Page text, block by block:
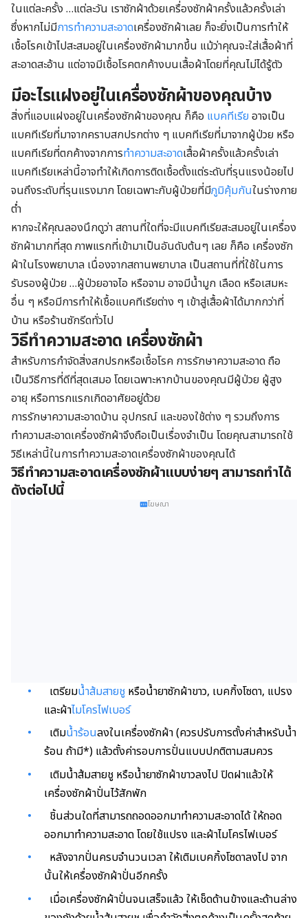
ในแต่ละครั้ง …แต่ละวัน เราซักผ้าด้วยเครื่องซักผ้าครั้งแล้วครั้งเล่า
ซึ่งหากไม่มีการทำความสะอาดเครื่องซักผ้าเลย ก็จะยิ่งเป็นการทำให้
เชื้อโรคเข้าไปสะสมอยู่ในเครื่องซักผ้ามากขึ้น แม้ว่าคุณจะใส่เสื้อผ้าที่
สะอาดสะอ้าน แต่อาจมีเชื้อโรคตกค้างบนเสื้อผ้าโดยที่คุณไม่ได้รู้ตัว
มีอะไรแฝงอยู่ในเครื่องซักผ้าของคุณบ้าง
สิ่งที่แอบแฝงอยู่ในเครื่องซักผ้าของคุณ ก็คือ แบคทีเรีย อาจเป็น
แบคทีเรียที่มาจากคราบสกปรกต่าง ๆ แบคทีเรียที่มาจากผู้ป่วย หรือ
แบคทีเรียที่ตกค้างจากการทำความสะอาดเสื้อผ้าครั้งแล้วครั้งเล่า
แบคทีเรียเหล่านี้อาจทำให้เกิดการติดเชื้อตั้งแต่ระดับที่รุนแรงน้อยไป
จนถึงระดับที่รุนแรงมาก โดยเฉพาะกับผู้ป่วยที่มีภูมิคุ้มกันในร่างกาย
ต่ำ
หากจะให้คุณลองนึกดูว่า สถานที่ใดที่จะมีแบคทีเรียสะสมอยู่ในเครื่อง
ซักผ้ามากที่สุด ภาพแรกที่เข้ามาเป็นอันดับต้นๆ เลย ก็คือ เครื่องซัก
ผ้าในโรงพยาบาล เนื่องจากสถานพยาบาล เป็นสถานที่ที่ใช้ในการ
รับรองผู้ป่วย …ผู้ป่วยอาจไอ หรือจาม อาจมีน้ำมูก เลือด หรือเสมหะ
อื่น ๆ หรือมีการทำให้เชื้อแบคทีเรียต่าง ๆ เข้าสู่เสื้อผ้าได้มากกว่าที่
บ้าน หรือร้านซักรีดทั่วไป
วิธีทำความสะอาด เครื่องซักผ้า
สำหรับการกำจัดสิ่งสกปรกหรือเชื้อโรค การรักษาความสะอาด ถือ
เป็นวิธีการที่ดีที่สุดเสมอ โดยเฉพาะหากบ้านของคุณมีผู้ป่วย ผู้สูง
อายุ หรือทารกแรกเกิดอาศัยอยู่ด้วย
การรักษาความสะอาดบ้าน อุปกรณ์ และของใช้ต่าง ๆ รวมถึงการ
ทำความสะอาดเครื่องซักผ้าจึงถือเป็นเรื่องจำเป็น โดยคุณสามารถใช้
วิธีเหล่านี้ในการทำความสะอาดเครื่องซักผ้าของคุณได้
วิธีทำความสะอาดเครื่องซักผ้าแบบง่ายๆ สามารถทำได้
ดังต่อไปนี้
โฆษณา
เตรียมน้ำส้มสายชู หรือน้ำยาซักผ้าขาว, เบคกิ้งโซดา, แปรง
และผ้าไมโครไฟเบอร์
เติมน้ำร้อนลงในเครื่องซักผ้า (ควรปรับการตั้งค่าสำหรับน้ำ
ร้อน ถ้ามี*) แล้วตั้งค่ารอบการปั่นแบบปกติตามสมควร
เติมน้ำส้มสายชู หรือน้ำยาซักผ้าขาวลงไป ปิดฝาแล้วให้
เครื่องซักผ้าปั่นไว้สักพัก
ชิ้นส่วนใดที่สามารถถอดออกมาทำความสะอาดได้ ให้ถอด
ออกมาทำความสะอาด โดยใช้แปรง และผ้าไมโครไฟเบอร์
หลังจากปั่นครบจำนวนเวลา ให้เติมเบคกิ้งโซดาลงไป จาก
นั้นให้เครื่องซักผ้าปั่นอีกครั้ง
เมื่อเครื่องซักผ้าปั่นจนเสร็จแล้ว ให้เช็ดด้านข้างและด้านล่าง